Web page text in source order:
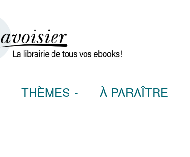
THÈMES À PARAÎTRE